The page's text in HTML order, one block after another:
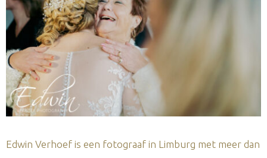
Edwin Verhoef is een fotograaf in Limburg met meer dan